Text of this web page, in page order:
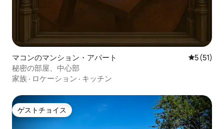
マコンのマンション・アパート レビュー
5 (51)
秘密の部屋、中心部
家族 · ロケーション · キッチン
ゲストチョイス
ゲストチョイス